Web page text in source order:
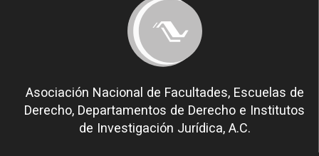
Asociación Nacional de Facultades, Escuelas de
Derecho, Departamentos de Derecho e Institutos
de Investigación Jurídica, A.C.